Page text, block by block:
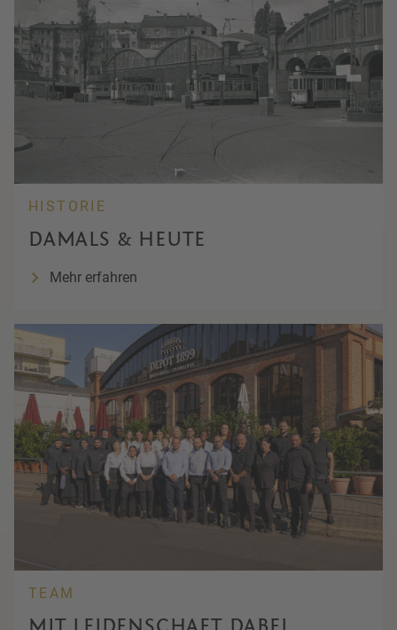
HISTORIE
DAMALS & HEUTE
Mehr erfahren
TEAM